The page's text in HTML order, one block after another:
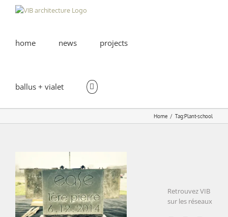
home news projects
ballus + vialet
Home Tag:Plant-school
EASE | lay of the fondation
stone
Retrouvez VIB
sur les réseaux